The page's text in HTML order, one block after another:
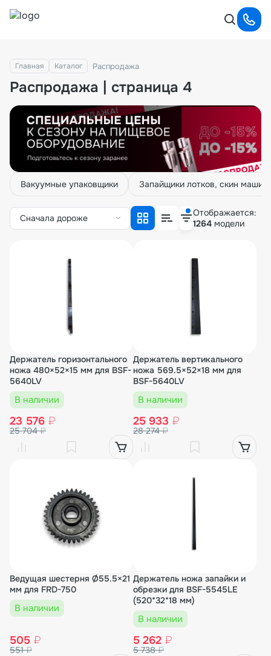
Главная Каталог Распродажа
Распродажа | страница 4
Вакуумные упаковщики Запайщики лотков, скин
Сначала дороже
Отображается:
1264 модели
Держатель горизонтального
ножа 480×52×15 мм для BSF-
5640LV
В наличии
23 576 ₽
25 704₽
Держатель вертикального
ножа 569.5×52×18 мм для
BSF-5640LV
В наличии
25 933 ₽
28 274₽
Ведущая шестерня Ø55.5×21
мм для FRD-750
В наличии
505 ₽
551₽
Держатель ножа запайки и
обрезки для BSF-5545LE
(520*32*18 мм)
В наличии
5 262 ₽
5 738₽